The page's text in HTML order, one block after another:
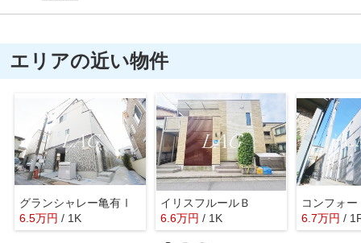
エリアの近い物件
グランシャレー亀有Ⅰ
6.5万円 / 1K
イリスフルールＢ
6.6万円 / 1K 6.7万円 /